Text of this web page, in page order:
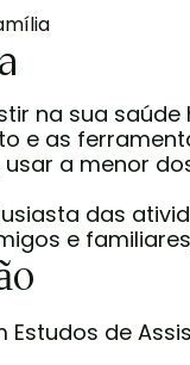
na sua
e as
usar a menor
das
e
Estudos de